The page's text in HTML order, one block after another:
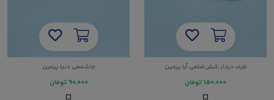
ظرف دردار شش‌ضلعی آرا پرمین
۱۵۰,۰۰۰تومان
جاشمعی دنیا پرمین
۹۰,۰۰۰ تومان